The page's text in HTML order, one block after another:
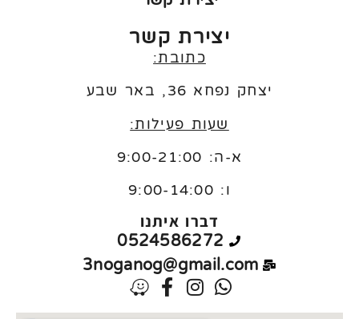
יצירת קשר
כתובת:
יצחק נפחא 36, באר שבע
שעות פעילות:
א-ה: 9:00-21:00
ו: 9:00-14:00
דברו איתנו
0524586272
3noganog@gmail.com